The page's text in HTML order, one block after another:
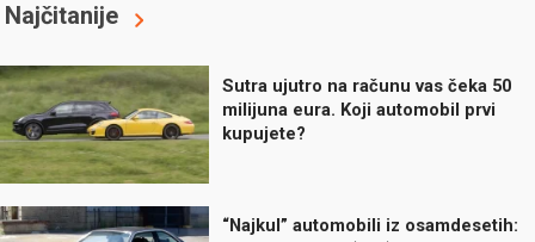
Najčitanije
Sutra ujutro na računu vas čeka 50
milijuna eura. Koji automobil prvi
kupujete?
“Najkul” automobili iz osamdesetih: